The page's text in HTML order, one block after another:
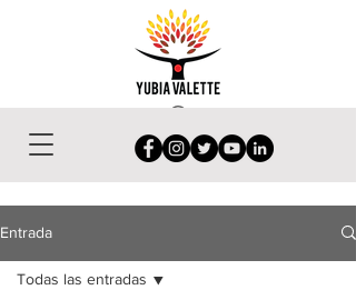
Entrada
Todas las entradas